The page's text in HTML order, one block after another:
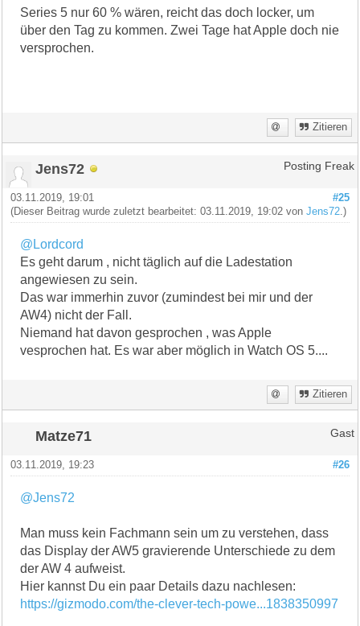
Series 5 nur 60 % wären, reicht das doch locker, um
über den Tag zu kommen. Zwei Tage hat Apple doch nie
versprochen.
Zitieren
Jens72 Posting Freak
#25
03.11.2019, 19:01
(Dieser Beitrag wurde zuletzt bearbeitet: 03.11.2019, 19:02 vonJens72 .)
@Lordcord
Es geht darum , nicht täglich auf die Ladestation
angewiesen zu sein.
Das war immerhin zuvor (zumindest bei mir und der
AW4) nicht der Fall.
Niemand hat davon gesprochen , was Apple
vesprochen hat. Es war aber möglich in Watch OS 5....
Zitieren
Matze71 Gast
#26
03.11.2019, 19:23
@Jens72
Man muss kein Fachmann sein um zu verstehen, dass
das Display der AW5 gravierende Unterschiede zu dem
der AW 4 aufweist.
Hier kannst Du ein paar Details dazu nachlesen:
https://gizmodo.com/the-clever-tech-powe...1838350997